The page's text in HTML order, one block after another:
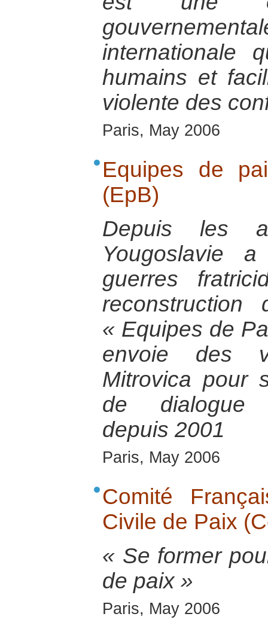
internationale
humains et
violente des
Paris, May 2006
Equipes de
(EpB)
Depuis les
Yougoslavie
guerres
reconstruction
« Equipes de
envoie des
Mitrovica pour
de dialogue
depuis 2001
Paris, May 2006
Comité
Civile de Paix
« Se former
de paix »
Paris, May 2006